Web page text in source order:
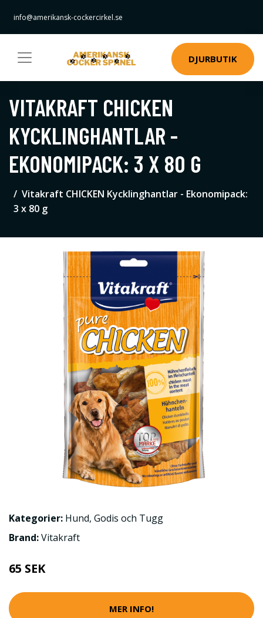
info@amerikansk-cockercirkel.se
DJURBUTIK
VITAKRAFT CHICKEN
KYCKLINGHANTLAR -
EKONOMIPACK: 3 X 80 G
Vitakraft CHICKEN Kycklinghantlar - Ekonomipack:
3 x 80 g
Kategorier: Hund, Godis och Tugg
Brand:Vitakraft
65 SEK
MER INFO!